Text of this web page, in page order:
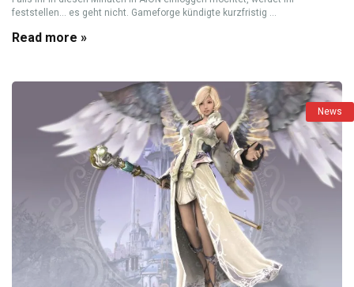
feststellen… es geht nicht. Gameforge kündigte kurzfristig ...
Read more »
News